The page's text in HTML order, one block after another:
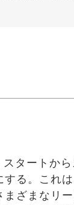
タートか
る。これ
まざまな リ